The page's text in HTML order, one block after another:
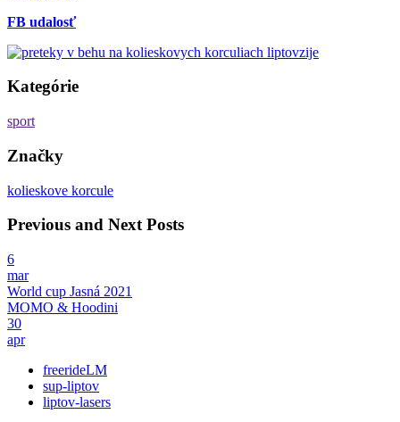
FB udalosť
Kategórie
sport
Značky
kolieskove korcule
Previous and Next Posts
6
mar
World cup Jasná 2021
MOMO & Hoodini
30
apr
freerideLM
sup-liptov
liptov-lasers